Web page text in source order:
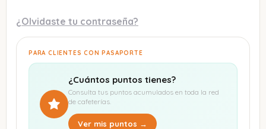
¿Olvidaste tu contraseña?
PARA CLIENTES CON PASAPORTE
¿Cuántos puntos tienes?
Consulta tus puntos acumulados en toda la red
de cafeterías.
Ver mis puntos →